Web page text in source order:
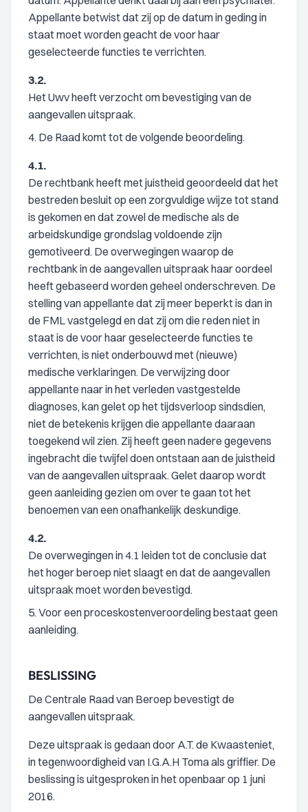
Appellante betwist dat zij op de datum in geding in
staat moet worden geacht de voor haar
geselecteerde functies te verrichten.
3.2.
Het Uwv heeft verzocht om bevestiging van de
aangevallen uitspraak.
4. De Raad komt tot de volgende beoordeling.
4.1.
De rechtbank heeft met juistheid geoordeeld dat het
bestreden besluit op een zorgvuldige wijze tot stand
is gekomen en dat zowel de medische als de
arbeidskundige grondslag voldoende zijn
gemotiveerd. De overwegingen waarop de
rechtbank in de aangevallen uitspraak haar oordeel
heeft gebaseerd worden geheel onderschreven. De
stelling van appellante dat zij meer beperkt is dan in
de FML vastgelegd en dat zij om die reden niet in
staat is de voor haar geselecteerde functies te
verrichten, is niet onderbouwd met (nieuwe)
medische verklaringen. De verwijzing door
appellante naar in het verleden vastgestelde
diagnoses, kan gelet op het tijdsverloop sindsdien,
niet de betekenis krijgen die appellante daaraan
toegekend wil zien. Zij heeft geen nadere gegevens
ingebracht die twijfel doen ontstaan aan de juistheid
van de aangevallen uitspraak. Gelet daarop wordt
geen aanleiding gezien om over te gaan tot het
benoemen van een onafhankelijk deskundige.
4.2.
De overwegingen in 4.1 leiden tot de conclusie dat
het hoger beroep niet slaagt en dat de aangevallen
uitspraak moet worden bevestigd.
5. Voor een proceskostenveroordeling bestaat geen
aanleiding.
BESLISSING
De Centrale Raad van Beroep bevestigt de
aangevallen uitspraak.
Deze uitspraak is gedaan door A.T. de Kwaasteniet,
in tegenwoordigheid van I.G.A.H Toma als griffier. De
beslissing is uitgesproken in het openbaar op 1 juni
2016.